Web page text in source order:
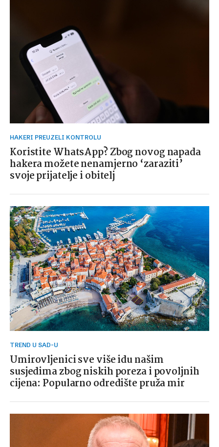
HAKERI PREUZELI KONTROLU
Koristite WhatsApp? Zbog novog napada
hakera možete nenamjerno ‘zaraziti’
svoje prijatelje i obitelj
TREND U SAD-U
Umirovljenici sve više idu našim
susjedima zbog niskih poreza i povoljnih
cijena: Popularno odredište pruža mir